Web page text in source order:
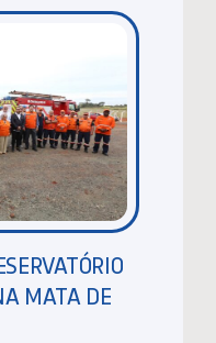
MATA DE